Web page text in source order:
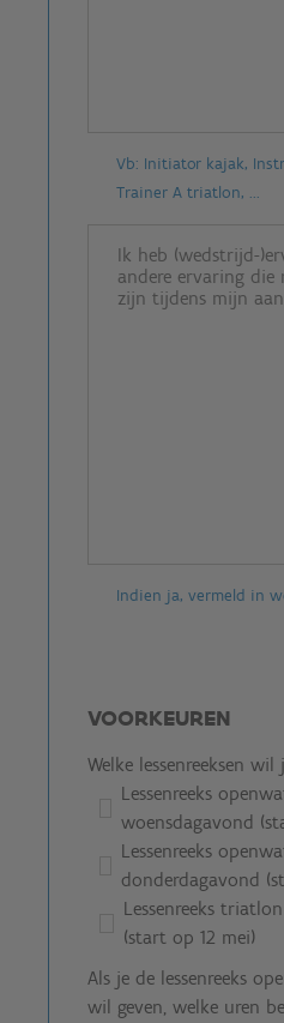
Vb: Initiator kajak,
Trainer A triatlon, ...
Indien ja, vermeld in
VOORKEUREN
Welke lessenreeksen wil
Lessenreeks
woensdagavond
Lessenreeks
donderdagavond
Lessenreeks
(start op 12 mei)
Als je de lessenreeks
wil geven, welke uren